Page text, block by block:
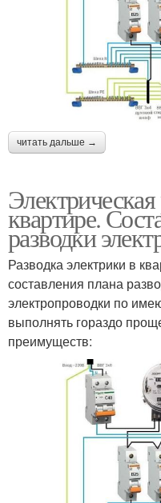
читать дальше →
Электрическая
квартире.
разводки
Разводка электрики в
составления плана
электропроводки по
выполнять гораздо
преимуществ: